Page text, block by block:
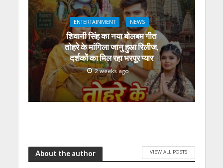
ENTERTAINMENT NEWS
शिवानी सिंह का नया बोलबम गीत
तोहरे के मांगिला जानु हुआ रिलीज,
दर्शकों का मिल रहा भरपूर प्यार
2 weeks ago
About the author VIEW ALL POSTS